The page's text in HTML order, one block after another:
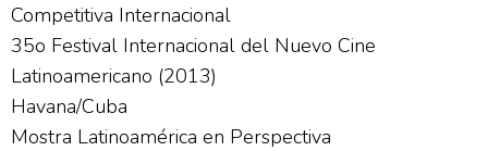
Competitiva Internacional
35o Festival Internacional del Nuevo Cine
Latinoamericano (2013)
Havana/Cuba
Mostra Latinoamérica en Perspectiva